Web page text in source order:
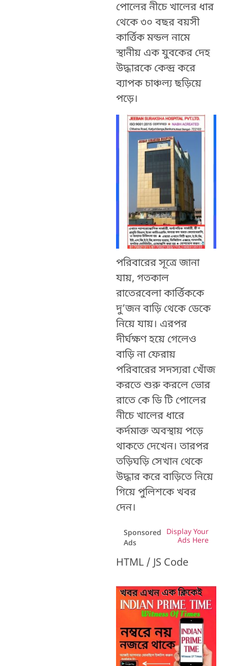
পোলের নীচে খালের ধার
থেকে ৩০ বছর বয়সী
কার্ত্তিক মন্ডল নামে
স্থানীয় এক যুবকের দেহ
উদ্ধারকে কেন্দ্র করে
ব্যাপক চাঞ্চল্য ছড়িয়ে
পড়ে।
পরিবারের সূত্রে জানা
যায়, গতকাল
রাতেরবেলা কার্ত্তিককে
দু’জন বাড়ি থেকে ডেকে
নিয়ে যায়। এরপর
দীর্ঘক্ষণ হয়ে গেলেও
বাড়ি না ফেরায়
পরিবারের সদস্যরা খোঁজ
করতে শুরু করলে ভোর
রাতে কে ডি টি পোলের
নীচে খালের ধারে
কর্দমাক্ত অবস্থায় পড়ে
থাকতে দেখেন। তারপর
তড়িঘড়ি সেখান থেকে
উদ্ধার করে বাড়িতে নিয়ে
গিয়ে পুলিশকে খবর
দেন।
Sponsored
Ads
Display Your
Ads Here
HTML / JS Code